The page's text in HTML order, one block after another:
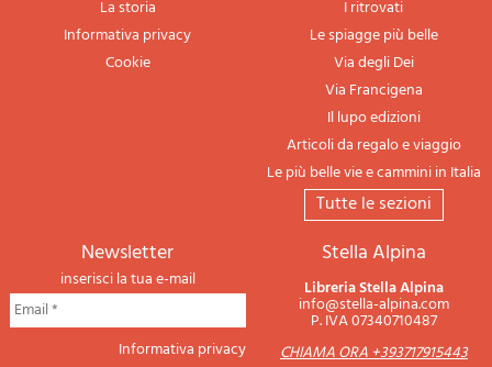
La storia
Informativa privacy
Cookie
I ritrovati
Le spiagge più belle
Via degli Dei
Via Francigena
Il lupo edizioni
Articoli da regalo e viaggio
Le più belle vie e cammini in Italia
tutte le sezioni
newsletter
inserisci la tua e-mail
Informativa privacy
Stella Alpina
Libreria Stella Alpina
info@stella-alpina.com
P. IVA 07340710487
CHIAMA ORA +393717915443